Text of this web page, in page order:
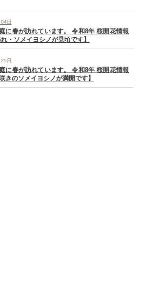
日
に春が訪れています。 令和8年 桜開花情報
・ソメイヨシノが見頃です】
日
に春が訪れています。 令和8年 桜開花情報
きのソメイヨシノが満開です】